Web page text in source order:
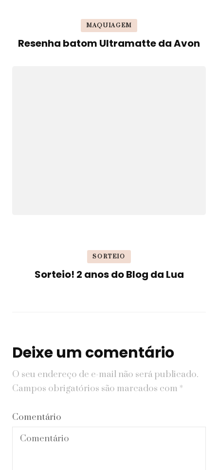
MAQUIAGEM
Resenha batom Ultramatte da Avon
SORTEIO
Sorteio! 2 anos do Blog da Lua
Deixe um comentário
O seu endereço de e-mail não será publicado.
Campos obrigatórios são marcados com *
Comentário